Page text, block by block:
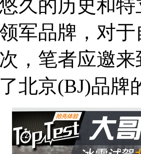
久的历史和
军品牌，对
，笔者应邀
北京(BJ)品牌